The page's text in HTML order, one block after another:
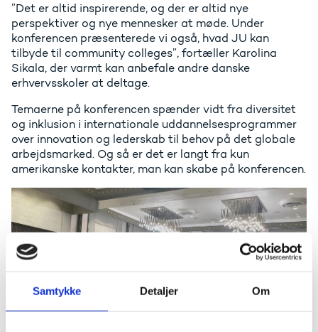
Samtykke Detaljer Om
”Det er altid inspirerende, og der er altid nye
perspektiver og nye mennesker at møde. Under
konferencen præsenterede vi også, hvad JU kan
tilbyde til community colleges”, fortæller Karolina
Sikala, der varmt kan anbefale andre danske
erhvervsskoler at deltage.
Temaerne på konferencen spænder vidt fra diversitet
og inklusion i internationale uddannelsesprogrammer
over innovation og lederskab til behov på det globale
arbejdsmarked. Og så er det er langt fra kun
amerikanske kontakter, man kan skabe på konferencen.